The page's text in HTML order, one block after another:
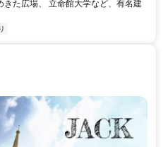
た広場、 立命館大学など、有名建